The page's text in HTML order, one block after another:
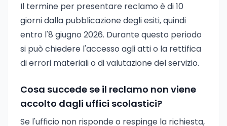
Il termine per presentare reclamo è di 10
giorni dalla pubblicazione degli esiti, quindi
entro l'8 giugno 2026. Durante questo periodo
si può chiedere l'accesso agli atti o la rettifica
di errori materiali o di valutazione del servizio.
Cosa succede se il reclamo non viene
accolto dagli uffici scolastici?
Se l'ufficio non risponde o respinge la richiesta,